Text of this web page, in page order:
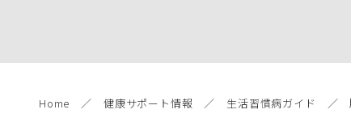
Home 健康サポート情報 生活習慣病ガイド